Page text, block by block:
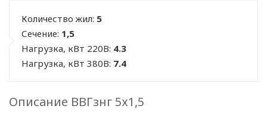
Количество жил: 5
Сечение: 1,5
Нагрузка, кВт 220В: 4.3
Нагрузка, кВт 380В: 7.4
Описание ВВГзнг 5х1,5